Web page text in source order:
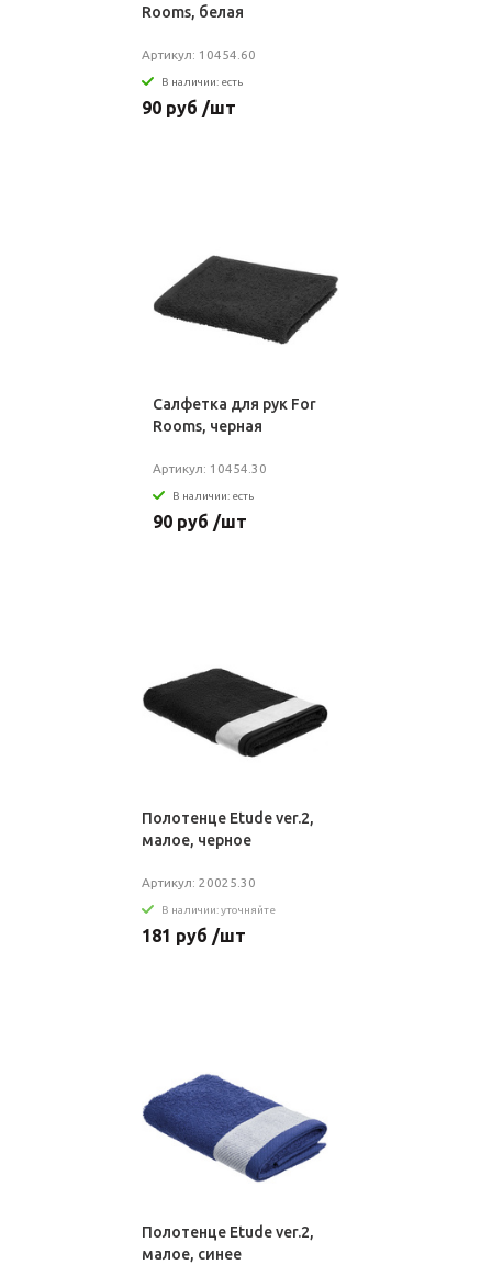
Rooms, белая
Артикул: 10454.60
В наличии: есть
90 руб /шт
Салфетка для рук For
Rooms, черная
Артикул: 10454.30
В наличии: есть
90 руб /шт
Полотенце Etude ver.2,
малое, черное
Артикул: 20025.30
В наличии: уточняйте
181 руб /шт
Полотенце Etude ver.2,
малое, синее